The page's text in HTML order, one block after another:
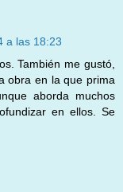
a las 18:23
También me gustó,
obra en la que prima
aborda muchos
en ellos. Se